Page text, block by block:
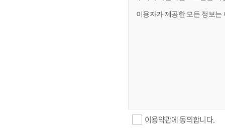
이용자가 제공한 모든 정보
이용약관에 동의합니다.